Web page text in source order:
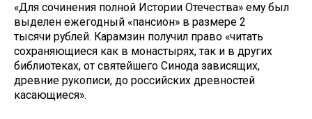
«Для сочинения полной Истории Отечества» ему был
выделен ежегодный «пансион» в размере 2
тысячи рублей. Карамзин получил право «читать
сохраняющиеся как в монастырях, так и в других
библиотеках, от святейшего Синода зависящих,
древние рукописи, до российских древностей
касающиеся».